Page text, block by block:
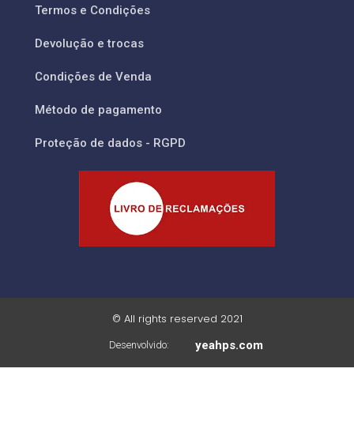
Termos e Condições
Devolução e trocas
Condições de Venda
Método de pagamento
Proteção de dados - RGPD
© All rights reserved 2021
Desenvolvido: yeahps.com